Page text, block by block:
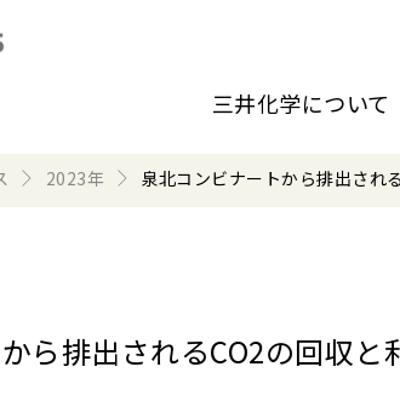
三井化学について
2023年 泉北コンビナートから排出され
ら排出されるCO2の回収